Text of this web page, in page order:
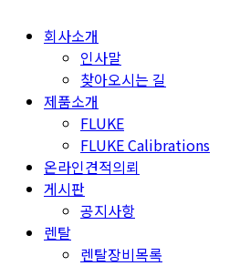
회사소개
인사말
찾아오시는 길
제품소개
FLUKE
FLUKE Calibrations
온라인견적의뢰
게시판
공지사항
렌탈
렌탈장비목록